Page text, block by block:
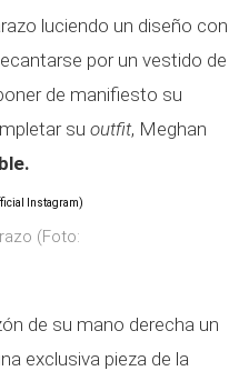
luciendo un diseño con
por un vestido de
de manifiesto su
su outfit, Meghan
(Foto:
de su mano derecha un
exclusiva pieza de la